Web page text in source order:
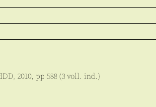
, 2010, pp 588 (3 voll. ind.)